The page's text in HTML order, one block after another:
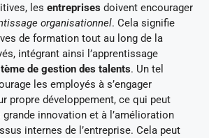
les entreprises doivent encourager
organisationnel. Cela signifie
de formation tout au long de la
intégrant ainsi l’apprentissage
de gestion des talents. Un tel
les employés à s’engager
propre développement, ce qui peut
innovation et à l’amélioration
internes de l’entreprise. Cela peut